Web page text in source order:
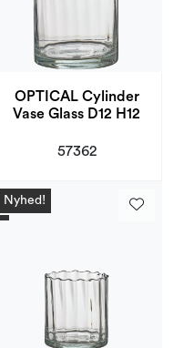
OPTICAL Cylinder
Vase Glass D12 H12
57362
Nyhed!